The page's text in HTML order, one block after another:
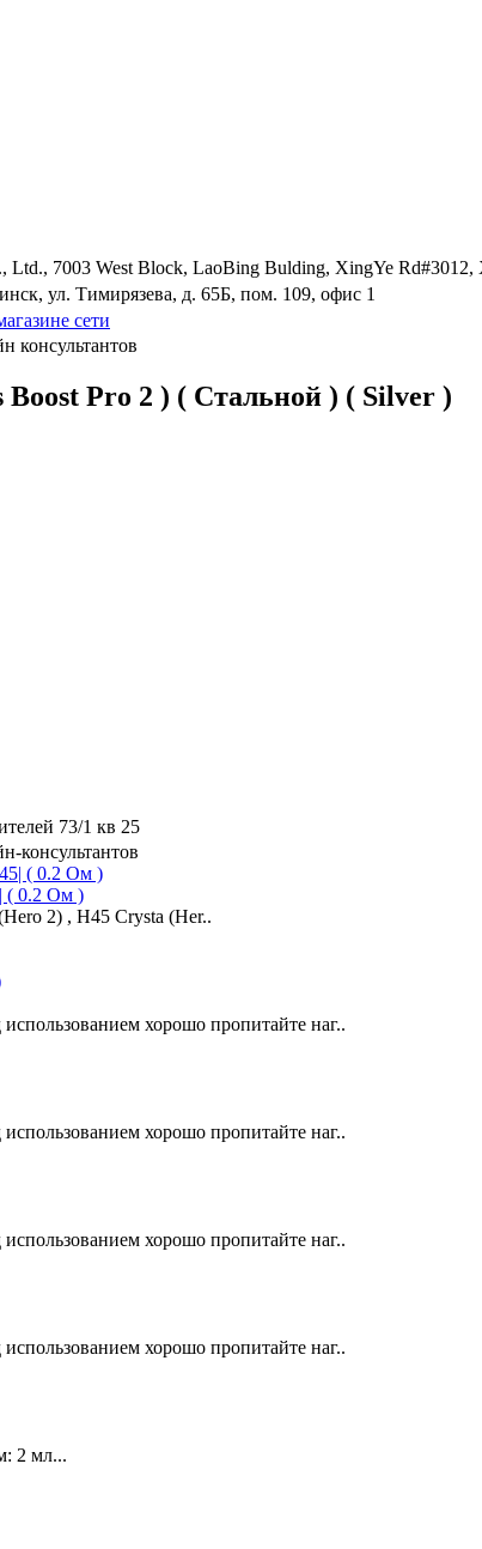
Ltd., 7003 West Block, LaoBing Bulding, XingYe
ул. Тимирязева, д. 65Б, пом. 109, офис 1
сети
консультантов
Pro 2 ) ( Стальной ) ( Silver )
73/1 кв 25
консультантов
( 0.2 Ом )
2) , H45 Crysta (Her..
хорошо пропитайте наг..
хорошо пропитайте наг..
хорошо пропитайте наг..
хорошо пропитайте наг..
2 мл...